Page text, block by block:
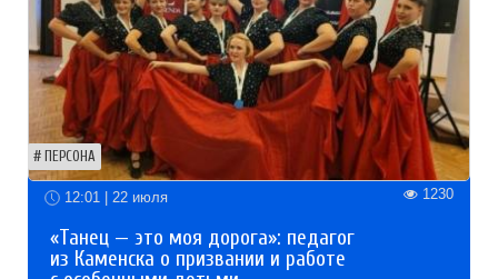
ПЕРСОНА
12:01 | 22 июля 1230
«Танец — это моя дорога»: педагог
из Каменска о призвании и работе